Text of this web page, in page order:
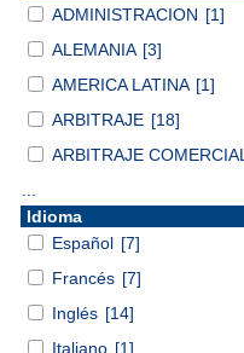
ADMINISTRACION [1]
ALEMANIA [3]
AMERICA LATINA [1]
ARBITRAJE [18]
ARBITRAJE COMERCIAL
Idioma
Español [7]
Francés [7]
Inglés [14]
Italiano [1]